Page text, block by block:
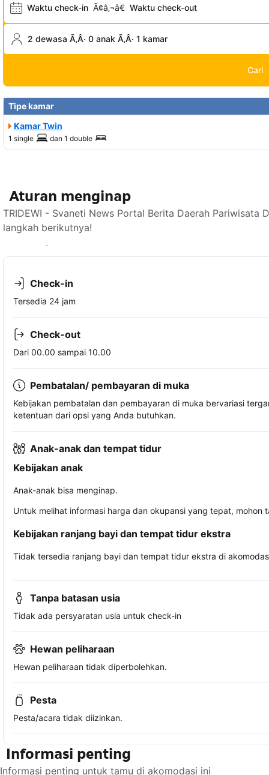
Waktu check-in Ã¢â‚¬â€ Waktu check-out
2 dewasa Ã‚Â· 0 anak Ã‚Â· 1 kamar
Cari
Tipe kamar
Kamar Twin
1 single dan 1 double
Aturan menginap
TRIDEWI - Svaneti News Portal Berita Daerah Pariwisata
langkah berikutnya!
Lihat ketersediaan
Check-in
Tersedia 24 jam
Check-out
Dari 00.00 sampai 10.00
Pembatalan/ pembayaran di muka
Kebijakan pembatalan dan pembayaran di muka bervariasi
ketentuan dari opsi yang Anda butuhkan.
Anak-anak dan tempat tidur
Kebijakan anak
Anak-anak bisa menginap.
Untuk melihat informasi harga dan okupansi yang tepat,
Kebijakan ranjang bayi dan tempat tidur ekstra
Tidak tersedia ranjang bayi dan tempat tidur ekstra di
Tanpa batasan usia
Tidak ada persyaratan usia untuk check-in
Hewan peliharaan
Hewan peliharaan tidak diperbolehkan.
Pesta
Pesta/acara tidak diizinkan.
Informasi penting
Informasi penting untuk tamu di akomodasi ini